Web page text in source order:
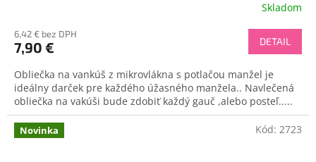
Skladom
6,42 € bez DPH
7,90 € DETAIL
Obliečka na vankúš z mikrovlákna s potlačou manžel je
ideálny darček pre každého úžasného manžela.. Navlečená
obliečka na vakúši bude zdobiť každý gauč ,alebo posteľ.....
Novinka Kód: 2723